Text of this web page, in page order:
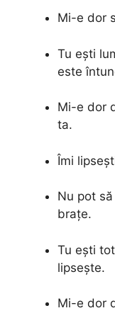
Mi-e dor
Tu ești
este
Mi-e dor
ta.
Îmi
Nu pot
brațe.
Tu ești
lipsește.
Mi-e dor